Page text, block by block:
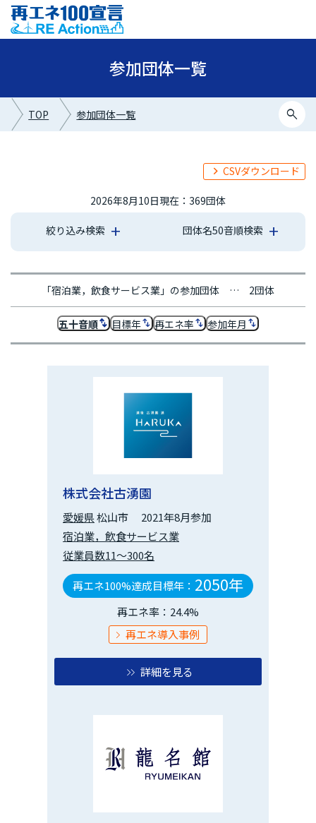
参加団体一覧
TOP 参加団体一覧 search
CSVダウンロード
2026年8月10日現在：369団体
絞り込み検索 団体名50音順検索
「宿泊業，飲食サービス業」の参加団体 … 2団体
五十音順 目標年 再エネ率 参加年月
株式会社古湧園
愛媛県松山市
2021年8月参加
宿泊業，飲食サービス業
従業員数11～300名
再エネ100%達成目標年： 2050年
再エネ率：24.4%
再エネ導入事例
詳細を見る